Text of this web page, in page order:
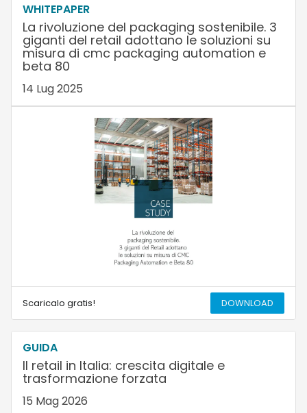
WHITEPAPER
La rivoluzione del packaging sostenibile. 3
giganti del retail adottano le soluzioni su
misura di cmc packaging automation e
beta 80
14 Lug 2025
Scaricalo gratis! DOWNLOAD
GUIDA
Il retail in Italia: crescita digitale e
trasformazione forzata
15 Mag 2026